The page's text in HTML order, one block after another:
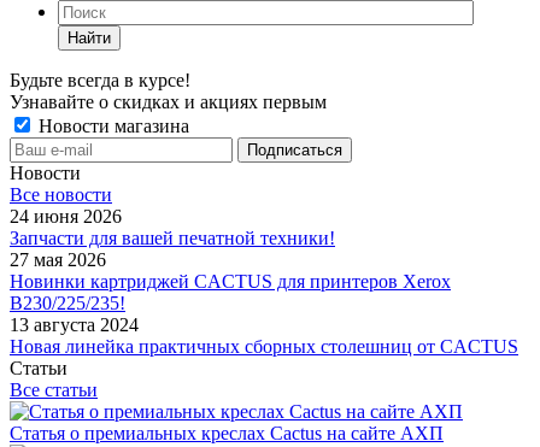
Найти
Будьте всегда в курсе!
Узнавайте о скидках и акциях первым
Новости магазина
Новости
Все новости
24 июня 2026
Запчасти для вашей печатной техники!
27 мая 2026
Новинки картриджей CACTUS для принтеров Xerox
B230/225/235!
13 августа 2024
Новая линейка практичных сборных столешниц от CACTUS
Статьи
Все статьи
Статья о премиальных креслах Cactus на сайте АХП